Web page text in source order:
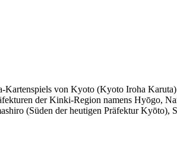
von Kyoto (Kyoto Iroha
der Kinki-Region namens Hyōgo,
(Süden der heutigen Präfektur